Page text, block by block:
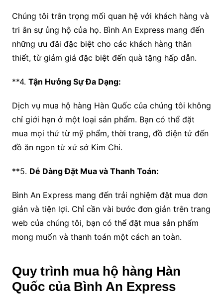
Chúng tôi trân trọng mối quan hệ với khách hàng và
tri ân sự ủng hộ của họ. Bình An Express mang đến
những ưu đãi đặc biệt cho các khách hàng thân
thiết, từ giảm giá đặc biệt đến quà tặng hấp dẫn.
**4. Tận Hưởng Sự Đa Dạng:
Dịch vụ mua hộ hàng Hàn Quốc của chúng tôi không
chỉ giới hạn ở một loại sản phẩm. Bạn có thể đặt
mua mọi thứ từ mỹ phẩm, thời trang, đồ điện tử đến
đồ ăn ngon từ xứ sở Kim Chi.
**5. Dễ Dàng Đặt Mua và Thanh Toán:
Bình An Express mang đến trải nghiệm đặt mua đơn
giản và tiện lợi. Chỉ cần vài bước đơn giản trên trang
web của chúng tôi, bạn có thể đặt mua sản phẩm
mong muốn và thanh toán một cách an toàn.
Quy trình mua hộ hàng Hàn
Quốc của Bình An Express